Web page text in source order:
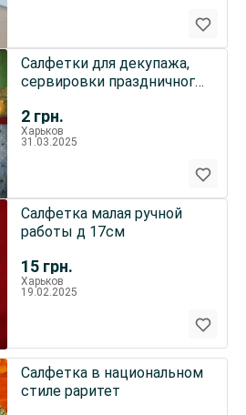
2 грн.
Салфетки для декупажа,
сервировки праздничного
Харьков
31.03.2025
15 грн.
Салфетка малая ручной
работы д 17см
Харьков
19.02.2025
Салфетка в национальном
стиле раритет